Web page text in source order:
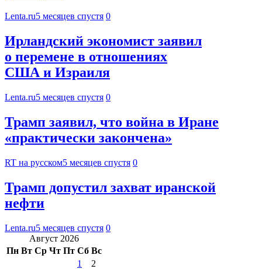
Lenta.ru5 месяцев спустя 0
Ирландский экономист заявил
о перемене в отношениях
США и Израиля
Lenta.ru5 месяцев спустя 0
Трамп заявил, что война в Иране
«практически закончена»
RT на русском5 месяцев спустя 0
Трамп допустил захват иранской
нефти
Lenta.ru5 месяцев спустя 0
Август 2026
Пн Вт Ср Чт Пт Сб Вс
1
2